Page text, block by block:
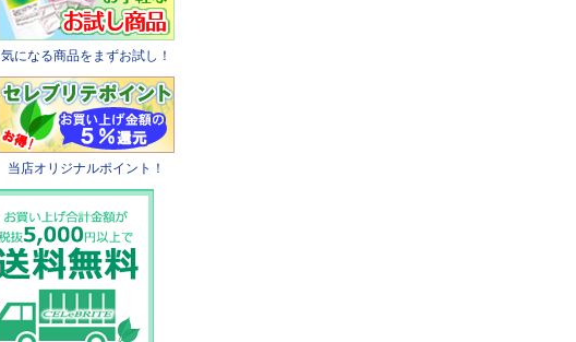
気になる商品をまずお試し！
当店オリジナルポイント！